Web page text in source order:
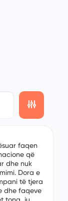
faqen
që
dhe nuk
Dora e
të tjera
dhe faqeve